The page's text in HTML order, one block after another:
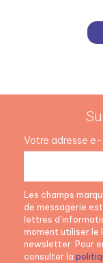
Votre adresse
Les champs
de messagerie
lettres
moment utiliser le
newsletter. Pour
consulter la